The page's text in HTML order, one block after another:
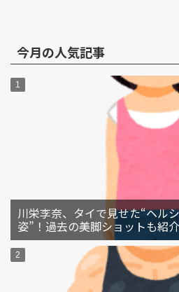
今月の人気記事
川栄李奈、タイで見せた“ヘル
姿”！過去の美脚ショットも紹介